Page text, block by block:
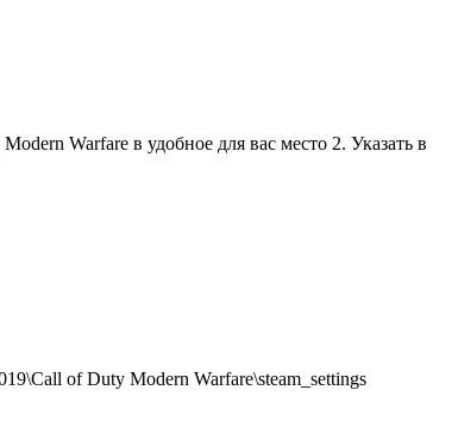
Warfare в удобное для вас место 2. Указать в
of Duty Modern Warfare\steam_settings